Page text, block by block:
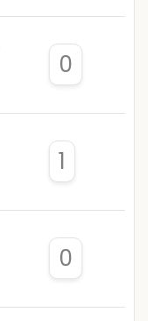
0
1
0